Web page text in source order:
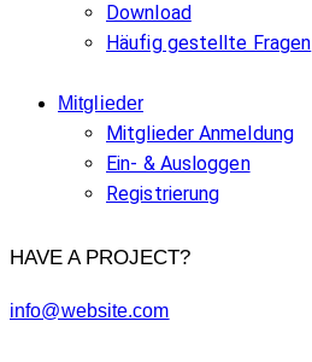
Download
Häufig gestellte Fragen
Mitglieder
Mitglieder Anmeldung
Ein- & Ausloggen
Registrierung
HAVE A PROJECT?
info@website.com